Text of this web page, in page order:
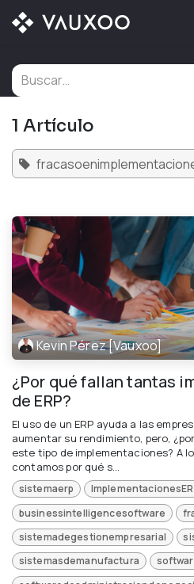
Ir al contenido
1 Artículo
Kevin Pérez [Vauxoo]
¿Por qué fallan tantas
de ERP?
El uso de un ERP ayuda a las
aumentar su rendimiento, pero,
este tipo de implementaciones? A
contamos por qué s...
sistemaerp
businessintelligencesoftware
sistemadegestionempresarial
sistemasdemanufactura